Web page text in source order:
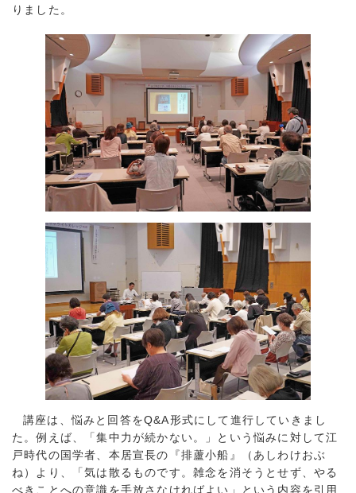
りました。
講座は、悩みと回答をQ&A形式にして進行していきまし
た。例えば、「集中力が続かない。」という悩みに対して江
戸時代の国学者、本居宣長の『排蘆小船』（あしわけおぶ
ね）より、「気は散るものです。雑念を消そうとせず、やる
べきことへの意識を手放さなければよい」という内容を引用